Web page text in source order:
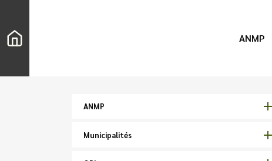
ANMP
ANMP
Municipalités